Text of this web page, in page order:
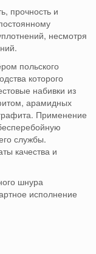
прочность и
несмотря
польского
которого
набивки из
арамидных
Применение
службы.
качества и
шнура
исполнение